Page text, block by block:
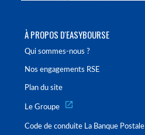
À PROPOS D'EASYBOURSE
Qui sommes-nous ?
Nos engagements RSE
Plan du site
Le Groupe
Code de conduite La Banque Postale